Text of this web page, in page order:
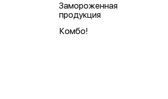
Замороженная
продукция
Комбо!